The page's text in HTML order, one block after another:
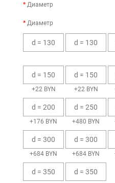
Диаметр
Диаметр
d = 130 d = 130
d = 150
+22 BYN
d = 150
+22 BYN
d = 200
+176 BYN
d = 250
+480 BYN
d = 300
+684 BYN
d = 300
+684 BYN
d = 350 d = 350